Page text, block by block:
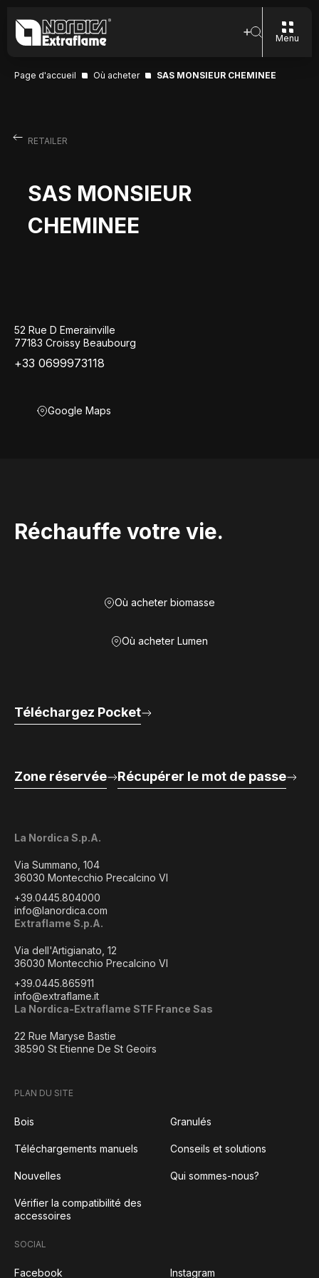
Menu
Page d'accueil Où acheter SAS MONSIEUR CHEMINEE
RETAILER
SAS MONSIEUR
CHEMINEE
52 Rue D Emerainville
77183 Croissy Beaubourg
+33 0699973118
Google Maps
Réchauffe votre vie.
Où acheter biomasse
Où acheter Lumen
La Nordica S.p.A.
Via Summano, 104
36030 Montecchio Precalcino VI
+39.0445.804000
info@lanordica.com
Extraflame S.p.A.
Via dell'Artigianato, 12
36030 Montecchio Precalcino VI
+39.0445.865911
info@extraflame.it
La Nordica-Extraflame STF France Sas
22 Rue Maryse Bastie
38590 St Etienne De St Geoirs
Téléchargez Pocket
Zone réservée Récupérer le mot de passe
PLAN DU SITE
Bois Granulés
Téléchargements manuels Conseils et solutions
Nouvelles Qui sommes-nous?
Vérifier la compatibilité des
accessoires
SOCIAL
Facebook Instagram